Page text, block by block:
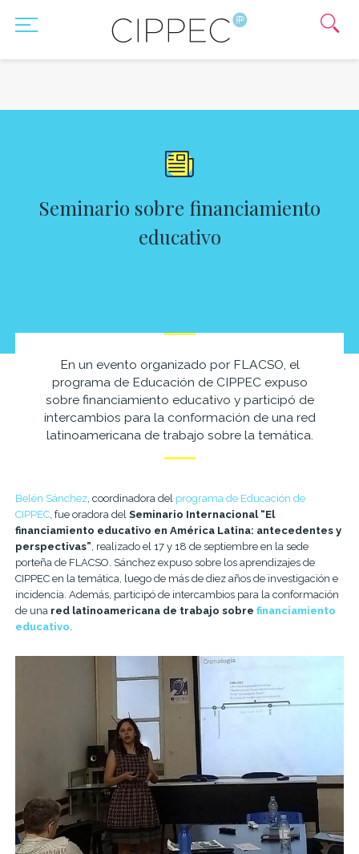
Seminario sobre financiamiento
educativo
En un evento organizado por FLACSO, el
programa de Educación de CIPPEC expuso
sobre financiamiento educativo y participó de
intercambios para la conformación de una red
latinoamericana de trabajo sobre la temática.
Belén Sánchez, coordinadora del programa de Educación de
CIPPEC, fue oradora del Seminario Internacional “El
financiamiento educativo en América Latina: antecedentes y
perspectivas” , realizado el 17 y 18 de septiembre en la sede
porteña de FLACSO. Sánchez expuso sobre los aprendizajes de
CIPPEC en la temática, luego de más de diez años de investigación e
incidencia. Además, participó de intercambios para la conformación
de una red latinoamericana de trabajo sobre financiamiento
educativo.